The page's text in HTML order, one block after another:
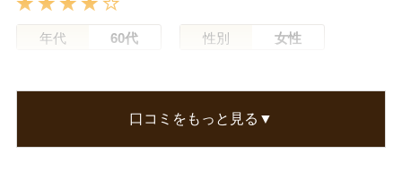
年代 60代 性別 女性
飲みやすかったです。
口コミをもっと見る▼